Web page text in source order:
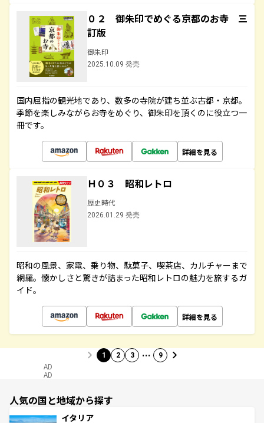
０２ 御朱印でめぐる京都のお寺 三
訂版
御朱印
2025.10.09 発売
国内屈指の観光地であり、数多の寺院が建ち並ぶ古都・京都。
季節を楽しみながらお寺をめぐり、御朱印を頂くのに役立つ一
冊です。
詳細を見る
Ｈ０３ 昭和レトロ
歴史時代
2026.01.29 発売
昭和の風景、家電、乗り物、駄菓子、喫茶店、カルチャーまで
網羅。懐かしさと驚きが詰まった昭和レトロの魅力を旅するガ
イド。
詳細を見る
1 2 3 … 9
AD
AD
人気の国と地域から探す
イタリア